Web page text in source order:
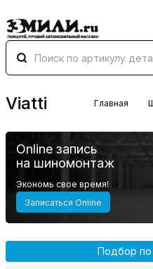
Viatti Главная
Online запись
на шиномонтаж
Экономь свое время!
Записаться Online
Подбор